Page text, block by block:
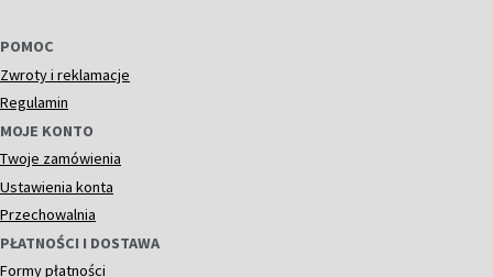
POMOC
Zwroty i reklamacje
Regulamin
MOJE KONTO
Twoje zamówienia
Ustawienia konta
Przechowalnia
PŁATNOŚCI I DOSTAWA
Formy płatności